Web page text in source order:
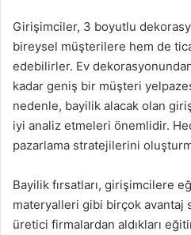
Girişimciler, 3 boyutlu
bireysel müşterilere hem de
edebilirler. Ev
kadar geniş bir müşteri
nedenle, bayilik alacak olan
iyi analiz etmeleri önemlidir.
pazarlama stratejilerini
Bayilik fırsatları, girişimcilere
materyalleri gibi birçok avantaj
üretici firmalardan aldıkları